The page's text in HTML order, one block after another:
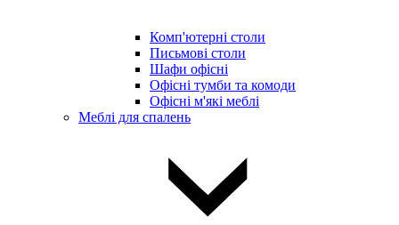
Комп'ютерні столи
Письмові столи
Шафи офісні
Офісні тумби та комоди
Офісні м'які меблі
Меблі для спалень